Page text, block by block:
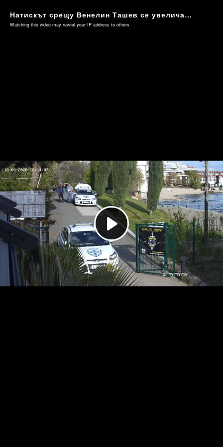
Натискът срещу Венелин Ташев се увеличава (Видео 5)
Watching this video may reveal your IP address to others.
Play
Video